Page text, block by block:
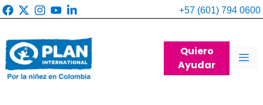
Saltar
al
+57 (601) 794 0600
Quiero
Ayudar